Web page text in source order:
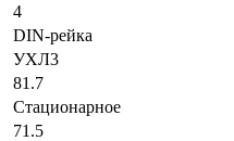
4
DIN-рейка
УХЛ3
81.7
Стационарное
71.5